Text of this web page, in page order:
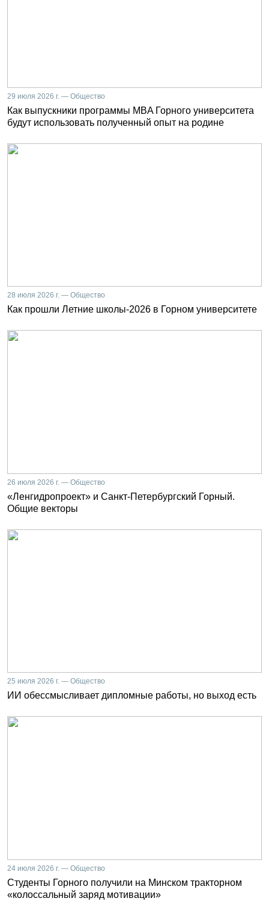
29 июля 2026 г. — Общество
Как выпускники программы MBA Горного университета
будут использовать полученный опыт на родине
28 июля 2026 г. — Общество
Как прошли Летние школы-2026 в Горном университете
26 июля 2026 г. — Общество
«Ленгидропроект» и Санкт-Петербургский Горный.
Общие векторы
25 июля 2026 г. — Общество
ИИ обессмысливает дипломные работы, но выход есть
24 июля 2026 г. — Общество
Студенты Горного получили на Минском тракторном
«колоссальный заряд мотивации»